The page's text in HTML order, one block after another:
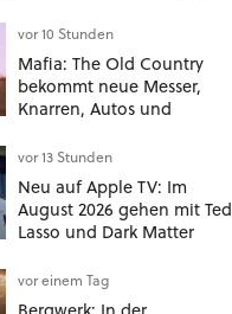
nützliches Map-Tool
vor 10 Stunden
Mafia: The Old Country
bekommt neue Messer,
Knarren, Autos und
hat mehr dabei als nur
Story
vor 13 Stunden
Neu auf Apple TV: Im
August 2026 gehen mit Ted
Lasso und Dark Matter
Highlights weiter
vor einem Tag